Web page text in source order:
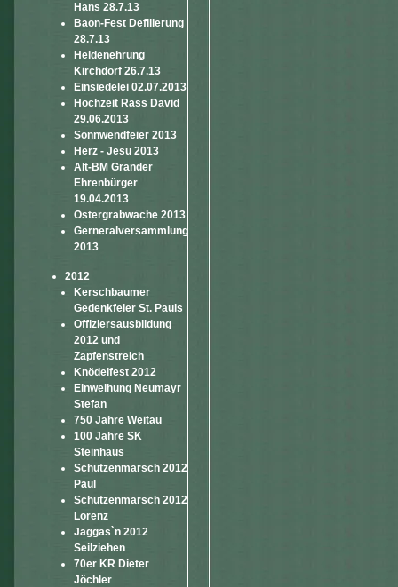
Hans 28.7.13
Baon-Fest Defilierung
28.7.13
Heldenehrung
Kirchdorf 26.7.13
Einsiedelei 02.07.2013
Hochzeit Rass David
29.06.2013
Sonnwendfeier 2013
Herz - Jesu 2013
Alt-BM Grander
Ehrenbürger
19.04.2013
Ostergrabwache 2013
Gerneralversammlung
2013
2012
Kerschbaumer
Gedenkfeier St. Pauls
Offiziersausbildung
2012 und
Zapfenstreich
Knödelfest 2012
Einweihung Neumayr
Stefan
750 Jahre Weitau
100 Jahre SK
Steinhaus
Schützenmarsch 2012
Paul
Schützenmarsch 2012
Lorenz
Jaggas`n 2012
Seilziehen
70er KR Dieter
Jöchler